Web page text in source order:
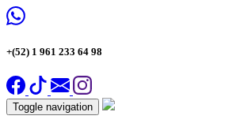
+(52) 1 961 233 64 98
Toggle navigation